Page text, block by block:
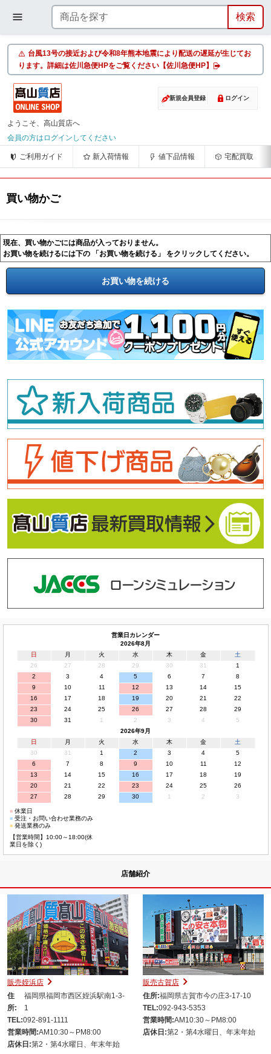
台風13号の接近および令和8年熊本地震により配送の遅延が生じてお
ります。詳細は佐川急便HPをご覧ください【佐川急便HP】
新規会員登録 ログイン
ようこそ、高山質店へ
会員の方はログインしてください
ご利用ガイド 新入荷情報 値下品情報 宅配買取
買い物かご
現在、買い物かごには商品が入っておりません。
お買い物を続けるには下の 「お買い物を続ける」 をクリックしてください。
営業日カレンダー
2026年8月
日
月 火 水 木 金
土
26
27 28 29 30 31
1
2
3 4 5 6 7
8
9
10 11 12 13 14
15
16
17 18 19 20 21
22
23
24 25 26 27 28
29
30
31 1 2 3 4
5
2026年9月
日
月 火 水 木 金
土
30
31 1 2 3 4
5
6
7 8 9 10 11
12
13
14 15 16 17 18
19
20
21 22 23 24 25
26
27
28 29 30 1 2 3
■休業日
■受注・お問い合わせ業務のみ
■発送業務のみ
【営業時間】10:00～18:00(休
業日を除く)
店舗紹介
販売姪浜店
住
所:
福岡県福岡市西区姪浜駅南1-3-
1
TEL:092-891-1111
営業時間:AM10:30～PM8:00
店休日:第2・第4水曜日、年末年始
販売古賀店
住所:福岡県古賀市今の庄3-17-10
TEL:092-943-5353
営業時間:AM10:30～PM8:00
店休日:第2・第4水曜日、年末年始